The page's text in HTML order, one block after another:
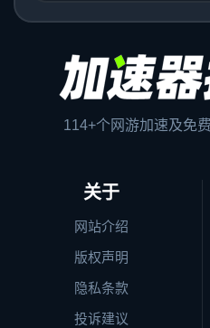
114+个网游加速及免
关于
网站介绍
版权声明
隐私条款
投诉建议